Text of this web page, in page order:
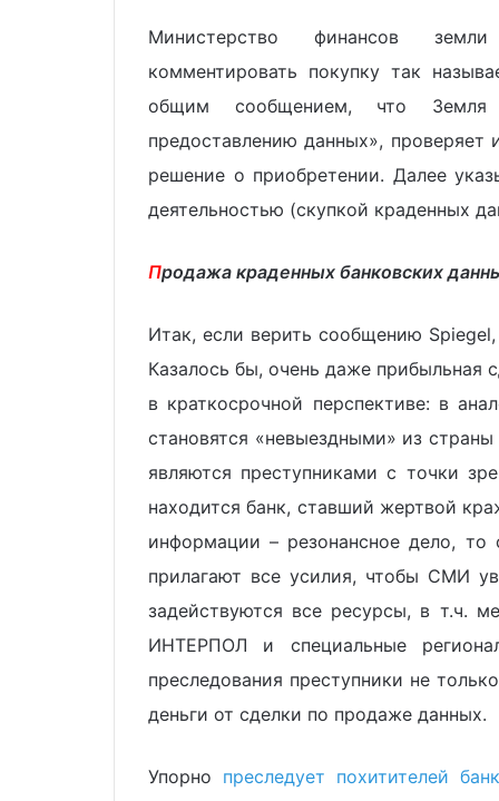
Министерство финансов
комментировать покупку так
общим сообщением, что Земля
предоставлению данных»,
решение о приобретении. Далее
деятельностью (скупкой краденных
Продажа краденных банковских
Итак, если верить сообщению
Казалось бы, очень даже прибыльная
в краткосрочной перспективе: в
становятся «невыездными» из
являются преступниками с точки
находится банк, ставший жертвой
информации – резонансное дело, то
прилагают все усилия, чтобы СМИ
задействуются все ресурсы, в т.ч.
ИНТЕРПОЛ и специальные
преследования преступники не
деньги от сделки по продаже данных.
Упорно преследует похитителей